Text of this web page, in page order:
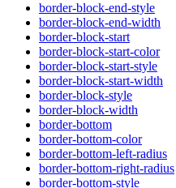
border-block-end-style
border-block-end-width
border-block-start
border-block-start-color
border-block-start-style
border-block-start-width
border-block-style
border-block-width
border-bottom
border-bottom-color
border-bottom-left-radius
border-bottom-right-radius
border-bottom-style